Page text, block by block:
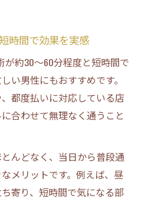
時間で効果を実感
が約30～60分程度と短時間で
い男性にもおすすめです。
都度払いに対応している店
合わせて無理なく通うこと
んどなく、当日から普段通
メリットです。例えば、昼
寄り、短時間で気になる部